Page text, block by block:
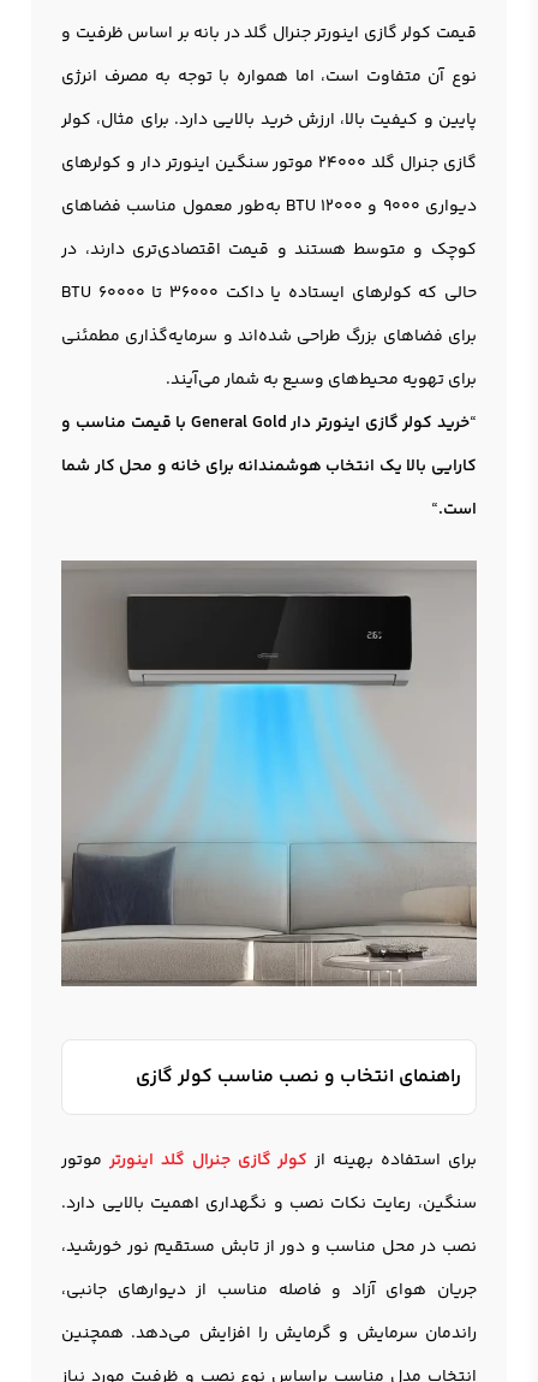
قیمت کولر گازی اینورتر جنرال گلد در بانه بر اساس ظرفیت و
نوع آن متفاوت است، اما همواره با توجه به مصرف انرژی
پایین و کیفیت بالا، ارزش خرید بالایی دارد. برای مثال، کولر
گازی جنرال گلد 24000 موتور سنگین اینورتر دار و کولرهای
دیواری ۹۰۰۰ و ۱۲۰۰۰ BTU به‌طور معمول مناسب فضاهای
کوچک و متوسط هستند و قیمت اقتصادی‌تری دارند، در
حالی که کولرهای ایستاده یا داکت ۳۶۰۰۰ تا ۶۰۰۰۰ BTU
برای فضاهای بزرگ طراحی شده‌اند و سرمایه‌گذاری مطمئنی
برای تهویه محیط‌های وسیع به شمار می‌آیند.
“
خرید کولر گازی اینورتر دار General Gold با قیمت مناسب و
کارایی بالا یک انتخاب هوشمندانه برای خانه و محل کار شما
است.“
راهنمای انتخاب و نصب مناسب کولر گازی
برای استفاده بهینه از کولر گازی جنرال گلد اینورتر موتور
سنگین، رعایت نکات نصب و نگهداری اهمیت بالایی دارد.
نصب در محل مناسب و دور از تابش مستقیم نور خورشید،
جریان هوای آزاد و فاصله مناسب از دیوارهای جانبی،
راندمان سرمایش و گرمایش را افزایش می‌دهد. همچنین